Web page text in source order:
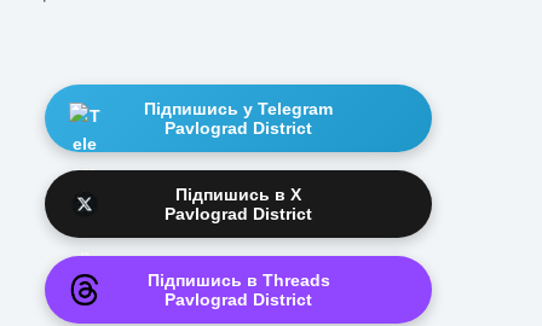
Підпишись у Telegram
Pavlograd District
Підпишись в X
Pavlograd District
Підпишись в Threads
Pavlograd District